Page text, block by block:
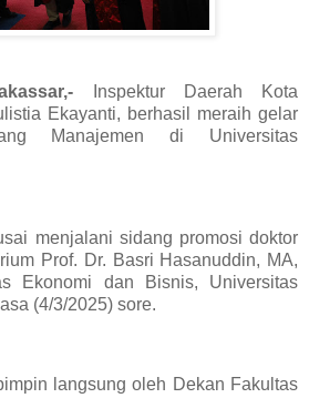
Inspektur Daerah Kota
Ekayanti, berhasil meraih gelar
Manajemen di Universitas
menjalani sidang promosi doktor
Prof. Dr. Basri Hasanuddin, MA,
Ekonomi dan Bisnis, Universitas
(4/3/2025) sore.
langsung oleh Dekan Fakultas